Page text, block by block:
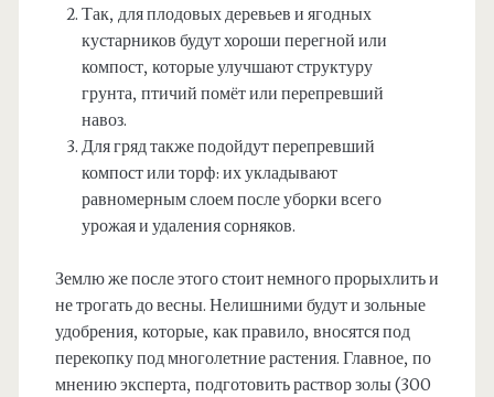
Так, для плодовых деревьев и ягодных
кустарников будут хороши перегной или
компост, которые улучшают структуру
грунта, птичий помёт или перепревший
навоз.
Для гряд также подойдут перепревший
компост или торф: их укладывают
равномерным слоем после уборки всего
урожая и удаления сорняков.
Землю же после этого стоит немного прорыхлить и
не трогать до весны. Нелишними будут и зольные
удобрения, которые, как правило, вносятся под
перекопку под многолетние растения. Главное, по
мнению эксперта, подготовить раствор золы (300